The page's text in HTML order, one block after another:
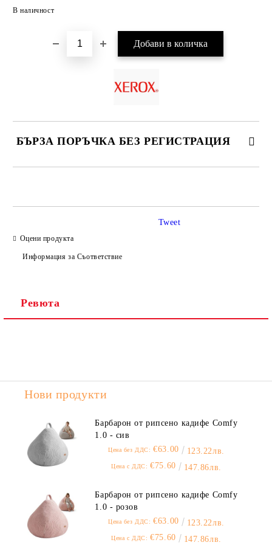
В наличност
БЪРЗА ПОРЪЧКА БЕЗ РЕГИСТРАЦИЯ
Ние ще се свържем с вас в рамките на работния ден.
Оцени продукта
Информация за Съответствие
Tweet
Ревюта
Нови продукти
Барбарон от рипсено кадифе Comfy
1.0 - сив
Цена без ДДС: €63.00 123.22лв.
Цена с ДДС: €75.60 147.86лв.
Барбарон от рипсено кадифе Comfy
1.0 - розов
Цена без ДДС: €63.00 123.22лв.
Цена с ДДС: €75.60 147.86лв.